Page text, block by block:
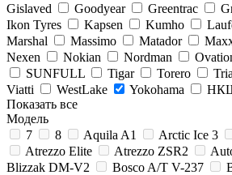
Gislaved
Goodyear Greentrac
Ikon Tyres
Kapsen Kumho
Marshal
Massimo Matador
Nexen
Nokian Nordman
SUNFULL
Tigar Torero
Viatti
WestLake Yokohama
Показать все
Модель
7
8 Aquila A1 Arctic Ice 3
Atrezzo Elite
Atrezzo ZSR2
Blizzak DM-V2
Bosco A/T V-237